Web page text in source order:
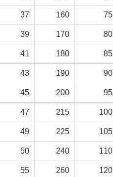
75
160
37
80
170
39
85
180
41
90
190
43
95
200
45
100
215
47
105
225
49
110
240
50
120
260
55